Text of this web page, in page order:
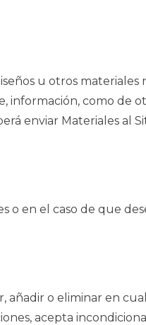
u otros materiales
información, como de
enviar Materiales al
o en el caso de que
añadir o eliminar en
acepta